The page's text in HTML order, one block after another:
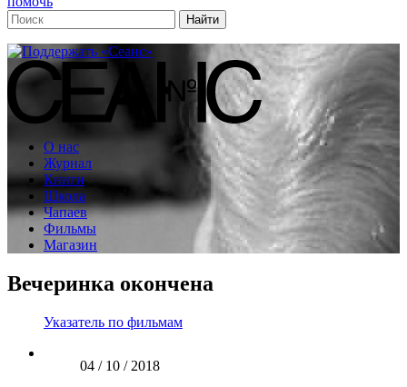
О нас
Журнал
Книги
Школа
Чапаев
Фильмы
Магазин
Вечеринка окончена
Указатель по фильмам
04 / 10 / 2018